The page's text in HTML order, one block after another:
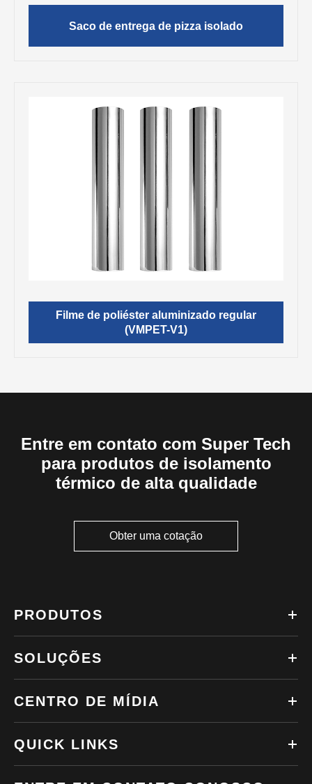
Saco de entrega de pizza isolado
Filme de poliéster aluminizado regular
(VMPET-V1)
Entre em contato com Super Tech
para produtos de isolamento
térmico de alta qualidade
Obter uma cotação
PRODUTOS
SOLUÇÕES
CENTRO DE MÍDIA
QUICK LINKS